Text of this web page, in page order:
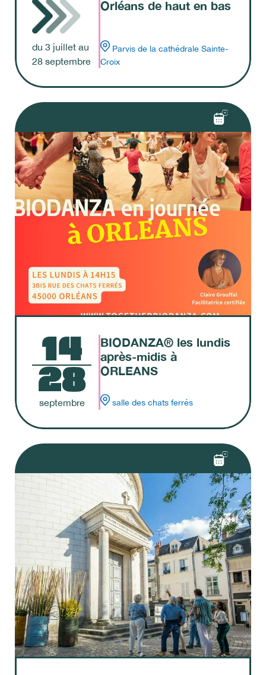
du 3 juillet au
28 septembre
Orléans de haut en bas
Parvis de la cathédrale Sainte-
Croix
14
28
septembre
BIODANZA® les lundis
après-midis à
ORLEANS
salle des chats ferrés